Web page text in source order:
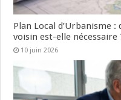
Plan Local d’Urbanisme
voisin est-elle nécessaire
10 juin 2026